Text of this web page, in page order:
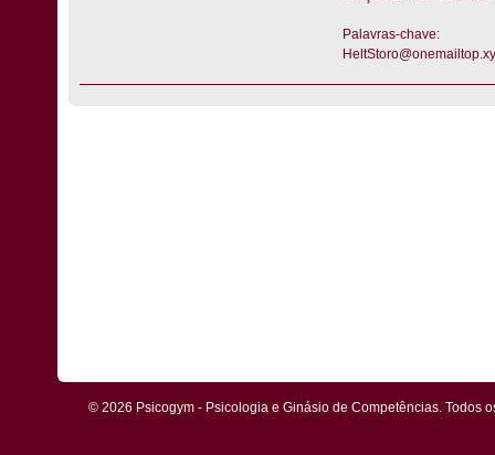
Palavras-chave:
© 2026 Psicogym - Psicologia e Ginásio de Competências. Todos